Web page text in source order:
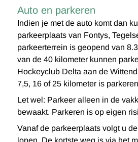
Auto en parkeren
Indien je met de auto komt dan
parkeerplaats van Fontys,
parkeerterrein is geopend van
van de 40 kilometer kunnen
Hockeyclub Delta aan de
7,5, 16 of 25 kilometer is
Let wel: Parkeer alleen in de
bewaakt. Parkeren is op eigen
Vanaf de parkeerplaats volgt u
lopen. De kortste weg is via het